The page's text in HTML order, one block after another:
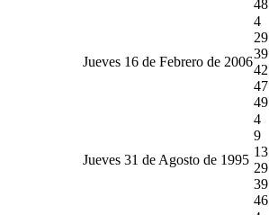
48
Jueves 16 de Febrero de 2006
4
29
39
42
47
49
Jueves 31 de Agosto de 1995
4
9
13
29
39
46